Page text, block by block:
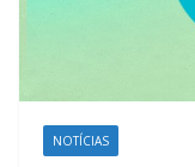
NOTÍCIAS